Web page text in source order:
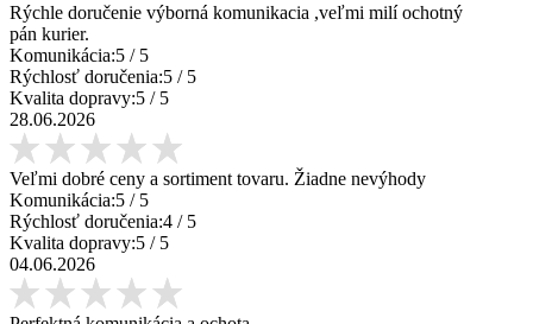
Rýchle doručenie výborná komunikacia ,veľmi milí ochotný
pán kurier.
Komunikácia:5 / 5
Rýchlosť doručenia:5 / 5
Kvalita dopravy:5 / 5
28.06.2026
Veľmi dobré ceny a sortiment tovaru. Žiadne nevýhody
Komunikácia:5 / 5
Rýchlosť doručenia:4 / 5
Kvalita dopravy:5 / 5
04.06.2026